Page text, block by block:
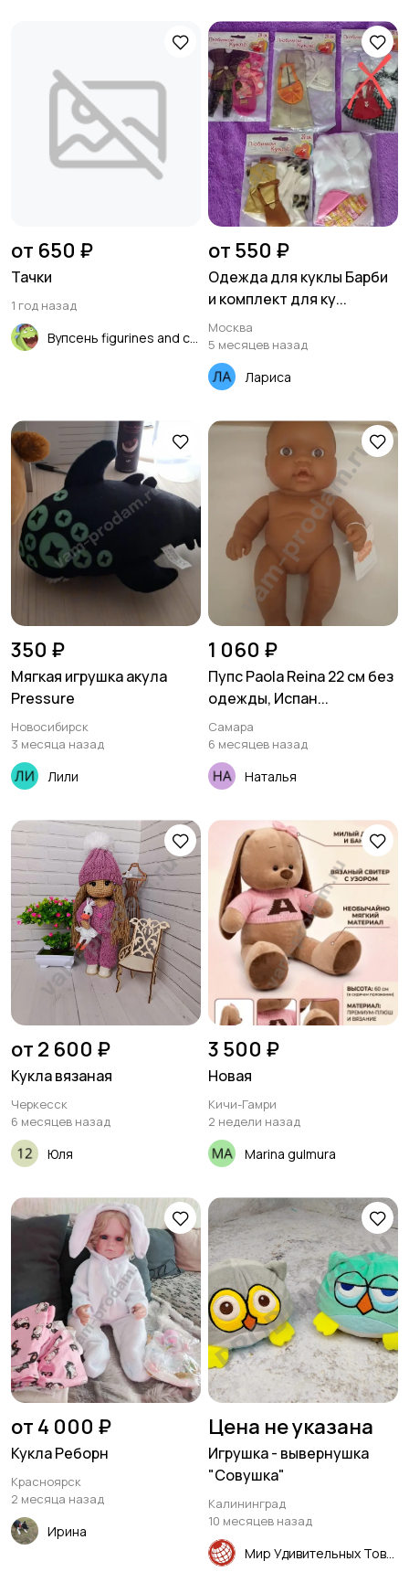
от 650 ₽
Тачки
1 год назад
от 550 ₽
Одежда для куклы Барби
и комплект для ку...
Москва
5 месяцев назад
Лариса
350 ₽
Мягкая игрушка акула
Pressure
Новосибирск
3 месяца назад
Лили
1 060 ₽
Пупс Paola Reina 22 см без
одежды, Испан...
Самара
6 месяцев назад
Наталья
от 2 600 ₽
Кукла вязаная
Черкесск
6 месяцев назад
Юля
3 500 ₽
Новая
Кичи-Гамри
2 недели назад
Marina gulmura
от 4 000 ₽
Кукла Реборн
Красноярск
2 месяца назад
Ирина
Цена не указана
Игрушка - вывернушка
"Совушка"
Калининград
10 месяцев назад